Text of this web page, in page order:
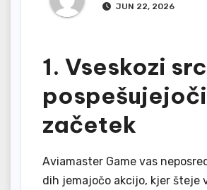
JUN 22, 2026
1. Vseskozi
začetek
Aviamaster Game vas
dih jemajočo akcijo, kjer šteje